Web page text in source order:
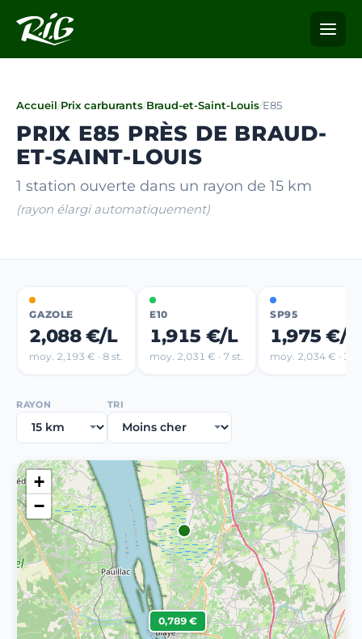
Accueil/Prix carburants/Braud-et-Saint-Louis/E85
PRIX E85 PRÈS DE BRAUD-
ET-SAINT-LOUIS
1 station ouverte dans un rayon de 15 km
(rayon élargi automatiquement)
GAZOLE
2,088 €/L
moy. 2,193 € · 8 st.
E10
1,915 €/L
moy. 2,031 € · 7 st.
SP95
1,975 €/L
moy. 2,034 € · 3
RAYON TRI
0,789 €
+
−